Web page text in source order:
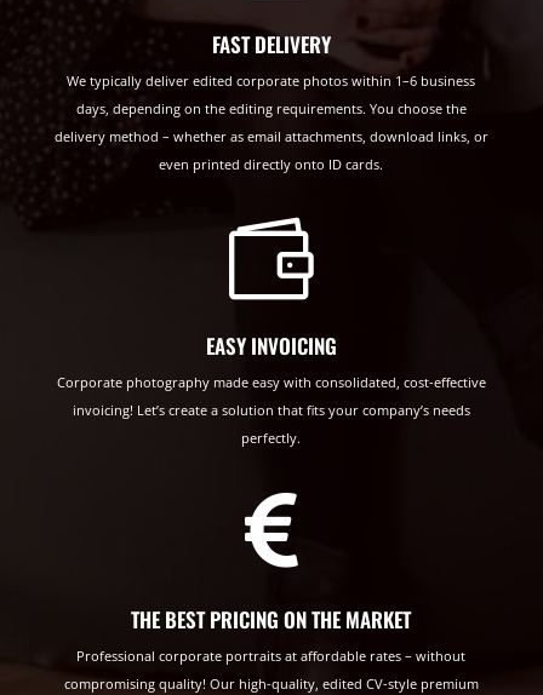
FAST DELIVERY
We typically deliver edited corporate photos within 1–6 business
days, depending on the editing requirements. You choose the
delivery method – whether as email attachments, download links, or
even printed directly onto ID cards.

EASY INVOICING
Corporate photography made easy with consolidated, cost-effective
invoicing! Let’s create a solution that fits your company’s needs
perfectly.

THE BEST PRICING ON THE MARKET
Professional corporate portraits at affordable rates – without
compromising quality! Our high-quality, edited CV-style premium